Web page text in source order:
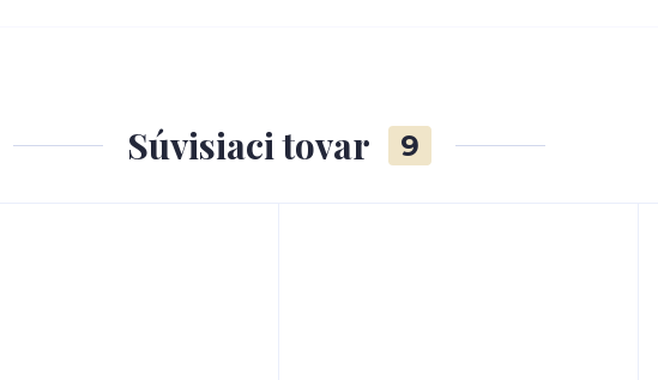
Súvisiaci tovar 9